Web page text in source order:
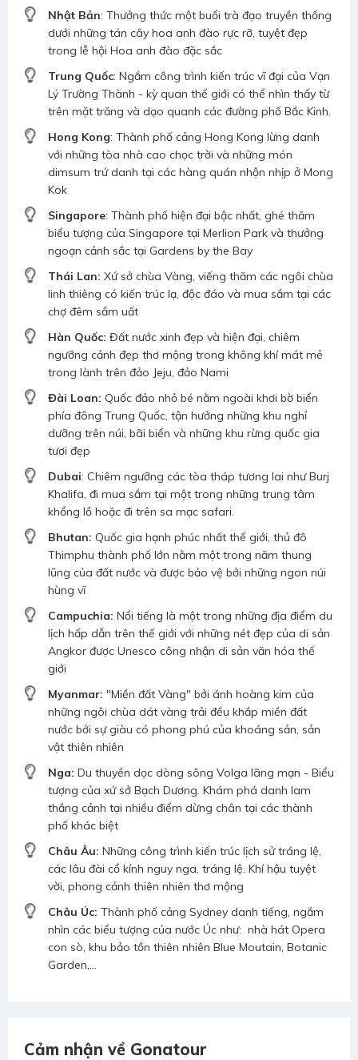
Nhật Bản: Thưởng thức một buổi trà đạo truyền thống
dưới những tán cây hoa anh đào rực rỡ, tuyệt đẹp
trong lễ hội Hoa anh đào đặc sắc
Trung Quốc: Ngắm công trình kiến trúc vĩ đại của Vạn
Lý Trường Thành - kỳ quan thế giới có thể nhìn thấy từ
trên mặt trăng và dạo quanh các đường phố Bắc Kinh.
Hong Kong: Thành phố cảng Hong Kong lừng danh
với những tòa nhà cao chọc trời và những món
dimsum trứ danh tại các hàng quán nhộn nhịp ở Mong
Kok
Singapore: Thành phố hiện đại bậc nhất, ghé thăm
biểu tượng của Singapore tại Merlion Park và thưởng
ngoạn cảnh sắc tại Gardens by the Bay
Thái Lan: Xứ sở chùa Vàng, viếng thăm các ngôi chùa
linh thiêng có kiến trúc lạ, độc đáo và mua sắm tại các
chợ đêm sầm uất
Hàn Quốc: Đất nước xinh đẹp và hiện đại, chiêm
ngưỡng cảnh đẹp thơ mộng trong không khí mát mẻ
trong lành trên đảo Jeju, đảo Nami
Đài Loan: Quốc đảo nhỏ bé nằm ngoài khơi bờ biển
phía đông Trung Quốc, tận hưởng những khu nghỉ
dưỡng trên núi, bãi biển và những khu rừng quốc gia
tươi đẹp
Dubai: Chiêm ngưỡng các tòa tháp tương lai như Burj
Khalifa, đi mua sắm tại một trong những trung tâm
khổng lồ hoặc đi trên sa mạc safari.
Bhutan: Quốc gia hạnh phúc nhất thế giới, thủ đô
Thimphu thành phố lớn nằm một trong năm thung
lũng của đất nước và được bảo vệ bởi những ngon núi
hùng vĩ
Campuchia: Nổi tiếng là một trong những địa điểm du
lịch hấp dẫn trên thế giới với những nét đẹp của di sản
Angkor được Unesco công nhận di sản văn hóa thế
giới
Myanmar: "Miền đất Vàng" bởi ánh hoàng kim của
những ngôi chùa dát vàng trải đều khắp miền đất
nước bởi sự giàu có phong phú của khoáng sản, sản
vật thiên nhiên
Nga: Du thuyền dọc dòng sông Volga lãng mạn - Biểu
tượng của xứ sở Bạch Dương. Khám phá danh lam
thắng cảnh tại nhiều điểm dừng chân tại các thành
phố khác biệt
Châu Âu: Những công trình kiến trúc lịch sử tráng lệ,
các lâu đài cổ kính nguy nga, tráng lệ. Khí hậu tuyệt
vời, phong cảnh thiên nhiên thơ mộng
Châu Úc: Thành phố cảng Sydney danh tiếng, ngắm
nhìn các biểu tượng của nước Úc như: nhà hát Opera
con sò, khu bảo tồn thiên nhiên Blue Moutain, Botanic
Garden,...
Cảm nhận về Gonatour